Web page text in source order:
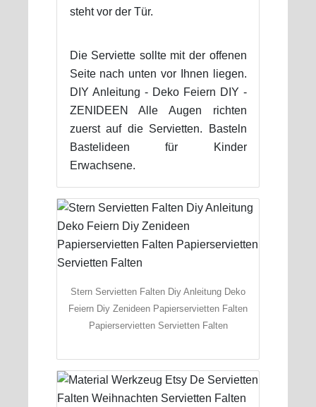
steht vor der Tür.
Die Serviette sollte mit der offenen
Seite nach unten vor Ihnen liegen.
DIY Anleitung - Deko Feiern DIY -
ZENIDEEN Alle Augen richten
zuerst auf die Servietten. Basteln
Bastelideen für Kinder
Erwachsene.
Stern Servietten Falten Diy Anleitung Deko
Feiern Diy Zenideen Papierservietten Falten
Papierservietten Servietten Falten